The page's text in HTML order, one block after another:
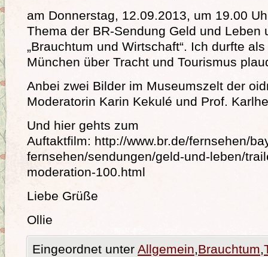
am Donnerstag, 12.09.2013, um 19.00
Thema der BR-Sendung Geld und Leben
„Brauchtum und Wirtschaft“. Ich durfte
München über Tracht und Tourismus
Anbei zwei Bilder im Museumszelt der
Moderatorin Karin Kekulé und Prof.
Und hier gehts zum
Auftaktfilm: http://www.br.de/fernsehen/
fernsehen/sendungen/geld-und-leben/
moderation-100.html
Liebe Grüße
Ollie
Eingeordnet unter Allgemein,Brauchtum,